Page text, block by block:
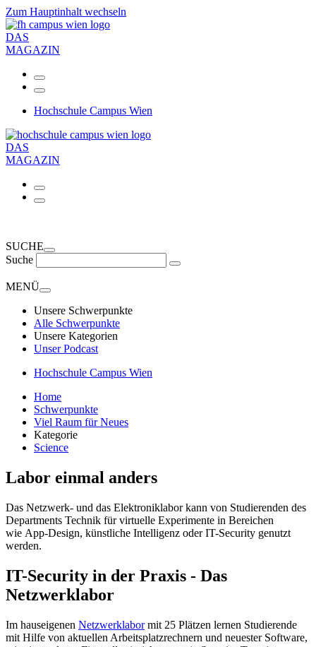
Zum Hauptinhalt wechseln
DAS
MAGAZIN
Hochschule Campus Wien
DAS
MAGAZIN
SUCHE
Suche
MENÜ
Unsere Schwerpunkte
Alle Schwerpunkte
Unsere Kategorien
Unser Podcast
Hochschule Campus Wien
Home
Schwerpunkte
Viel Raum für Neues
Kategorie
Science
Labor einmal anders
Das Netzwerk- und das Elektroniklabor kann von Studierenden des
Departments Technik für virtuelle Experimente in Bereichen
wie App-Design, künstliche Intelligenz oder IT-Security genutzt
werden.
IT-Security in der Praxis - Das
Netzwerklabor
Im hauseigenen Netzwerklabormit 25 Plätzen lernen Studierende
mit Hilfe von aktuellen Arbeitsplatzrechnern und neuester Software,